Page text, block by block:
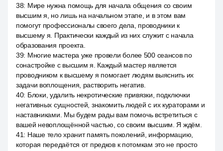
38: Мире нужна помощь для начала общения со своим
высшим я, но лишь на начальном этапе, и в этом вам
помогут профессионалы своего дела, проводники к
высшему я. Практически каждый из них служит с начала
образования проекта.
39: Многие мастера уже провели более 500 сеансов по
сонастройке с высшим я. Каждый мастер является
проводником к высшему я помогает людям выяснить их
задачи воплощения, растворить негатив.
40: Блоки, удалить некротические привязки, подключки
негативных сущностей, знакомить людей с их кураторами и
наставниками. Мы будем рады вам помочь встретиться с
вашей невоплощённой частью, со своим высшим. Я ждём.
41: Наше тело хранит память поколений, информацию,
которая передаётся от предков к потомкам это не просто